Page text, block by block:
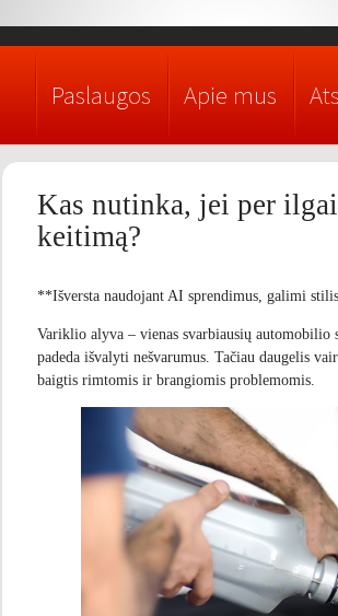
Paslaugos Apie mus
Kas nutinka, jei per
keitimą?
**Išversta naudojant AI sprendimus, galimi
Variklio alyva – vienas svarbiausių
padeda išvalyti nešvarumus. Tačiau daugelis
baigtis rimtomis ir brangiomis problemomis.